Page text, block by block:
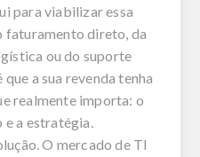
para viabilizar essa
faturamento direto, da
ou do suporte
a sua revenda tenha
realmente importa: o
e a estratégia.
O mercado de TI